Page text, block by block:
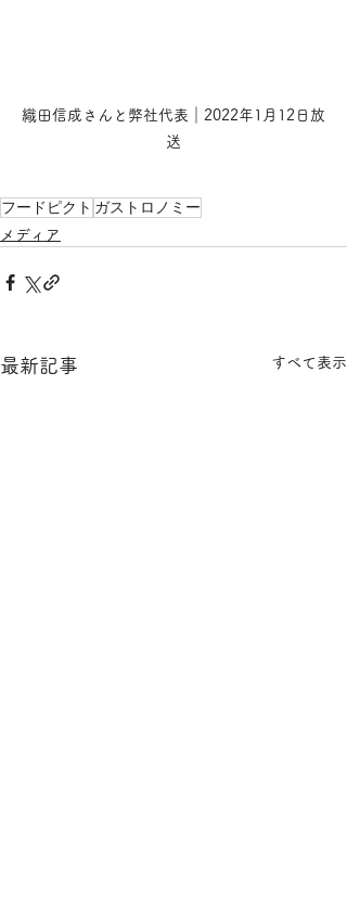
織田信成さんと弊社代表｜2022年1月12日放
送
フードピクト ガストロノミー
メディア
最新記事 すべて表示